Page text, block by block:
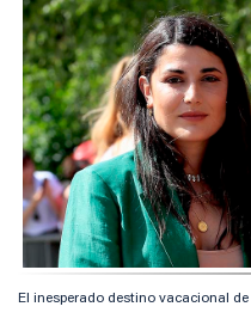
El inesperado destino vacacional